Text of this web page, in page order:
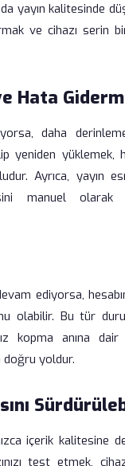
yayın kalitesinde
ve cihazı
Hata
daha
yeniden yüklemek,
Ayrıca, yayın
manuel
ediyorsa,
olabilir. Bu tür
kopma anına
yoldur.
içerik kalitesine
test etmek,